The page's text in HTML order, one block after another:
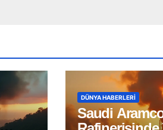
DÜNYA HABERLERI
Saudi